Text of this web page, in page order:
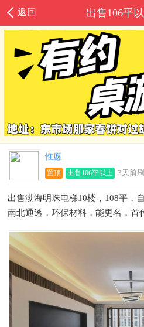
返回 出售106平
惟愿
置顶 出售106平以上 3天前
出售渤海明珠电梯10楼，108平，
南北通透，环保材料，能更名，首